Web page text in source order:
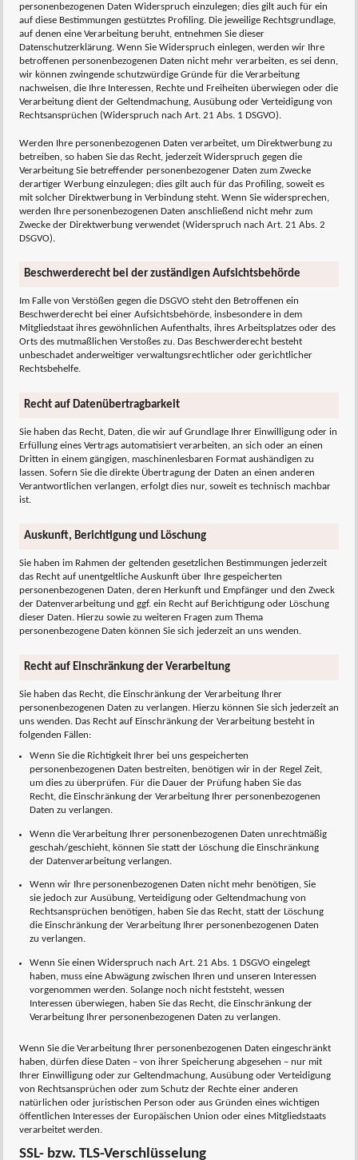
personenbezogenen Daten Widerspruch einzulegen; dies gilt auch für ein
auf diese Bestimmungen gestütztes Profiling. Die jeweilige Rechtsgrundlage,
auf denen eine Verarbeitung beruht, entnehmen Sie dieser
Datenschutzerklärung. Wenn Sie Widerspruch einlegen, werden wir Ihre
betroffenen personenbezogenen Daten nicht mehr verarbeiten, es sei denn,
wir können zwingende schutzwürdige Gründe für die Verarbeitung
nachweisen, die Ihre Interessen, Rechte und Freiheiten überwiegen oder die
Verarbeitung dient der Geltendmachung, Ausübung oder Verteidigung von
Rechtsansprüchen (Widerspruch nach Art. 21 Abs. 1 DSGVO).
Werden Ihre personenbezogenen Daten verarbeitet, um Direktwerbung zu
betreiben, so haben Sie das Recht, jederzeit Widerspruch gegen die
Verarbeitung Sie betreffender personenbezogener Daten zum Zwecke
derartiger Werbung einzulegen; dies gilt auch für das Profiling, soweit es
mit solcher Direktwerbung in Verbindung steht. Wenn Sie widersprechen,
werden Ihre personenbezogenen Daten anschließend nicht mehr zum
Zwecke der Direktwerbung verwendet (Widerspruch nach Art. 21 Abs. 2
DSGVO).
Beschwerderecht bei der zuständigen Aufsichtsbehörde
Im Falle von Verstößen gegen die DSGVO steht den Betroffenen ein
Beschwerderecht bei einer Aufsichtsbehörde, insbesondere in dem
Mitgliedstaat ihres gewöhnlichen Aufenthalts, ihres Arbeitsplatzes oder des
Orts des mutmaßlichen Verstoßes zu. Das Beschwerderecht besteht
unbeschadet anderweitiger verwaltungsrechtlicher oder gerichtlicher
Rechtsbehelfe.
Recht auf Datenübertragbarkeit
Sie haben das Recht, Daten, die wir auf Grundlage Ihrer Einwilligung oder in
Erfüllung eines Vertrags automatisiert verarbeiten, an sich oder an einen
Dritten in einem gängigen, maschinenlesbaren Format aushändigen zu
lassen. Sofern Sie die direkte Übertragung der Daten an einen anderen
Verantwortlichen verlangen, erfolgt dies nur, soweit es technisch machbar
ist.
Auskunft, Berichtigung und Löschung
Sie haben im Rahmen der geltenden gesetzlichen Bestimmungen jederzeit
das Recht auf unentgeltliche Auskunft über Ihre gespeicherten
personenbezogenen Daten, deren Herkunft und Empfänger und den Zweck
der Datenverarbeitung und ggf. ein Recht auf Berichtigung oder Löschung
dieser Daten. Hierzu sowie zu weiteren Fragen zum Thema
personenbezogene Daten können Sie sich jederzeit an uns wenden.
Recht auf Einschränkung der Verarbeitung
Sie haben das Recht, die Einschränkung der Verarbeitung Ihrer
personenbezogenen Daten zu verlangen. Hierzu können Sie sich jederzeit an
uns wenden. Das Recht auf Einschränkung der Verarbeitung besteht in
folgenden Fällen:
Wenn Sie die Richtigkeit Ihrer bei uns gespeicherten
personenbezogenen Daten bestreiten, benötigen wir in der Regel Zeit,
um dies zu überprüfen. Für die Dauer der Prüfung haben Sie das
Recht, die Einschränkung der Verarbeitung Ihrer personenbezogenen
Daten zu verlangen.
Wenn die Verarbeitung Ihrer personenbezogenen Daten unrechtmäßig
geschah/geschieht, können Sie statt der Löschung die Einschränkung
der Datenverarbeitung verlangen.
Wenn wir Ihre personenbezogenen Daten nicht mehr benötigen, Sie
sie jedoch zur Ausübung, Verteidigung oder Geltendmachung von
Rechtsansprüchen benötigen, haben Sie das Recht, statt der Löschung
die Einschränkung der Verarbeitung Ihrer personenbezogenen Daten
zu verlangen.
Wenn Sie einen Widerspruch nach Art. 21 Abs. 1 DSGVO eingelegt
haben, muss eine Abwägung zwischen Ihren und unseren Interessen
vorgenommen werden. Solange noch nicht feststeht, wessen
Interessen überwiegen, haben Sie das Recht, die Einschränkung der
Verarbeitung Ihrer personenbezogenen Daten zu verlangen.
Wenn Sie die Verarbeitung Ihrer personenbezogenen Daten eingeschränkt
haben, dürfen diese Daten – von ihrer Speicherung abgesehen – nur mit
Ihrer Einwilligung oder zur Geltendmachung, Ausübung oder Verteidigung
von Rechtsansprüchen oder zum Schutz der Rechte einer anderen
natürlichen oder juristischen Person oder aus Gründen eines wichtigen
öffentlichen Interesses der Europäischen Union oder eines Mitgliedstaats
verarbeitet werden.
SSL- bzw. TLS-Verschlüsselung